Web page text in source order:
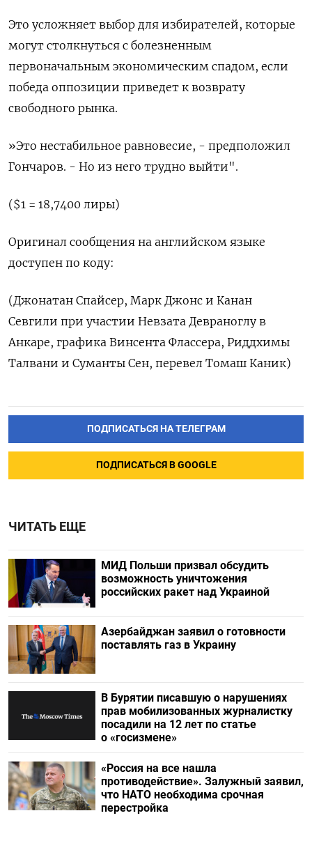
Это усложняет выбор для избирателей, которые
могут столкнуться с болезненным
первоначальным экономическим спадом, если
победа оппозиции приведет к возврату
свободного рынка.
»Это нестабильное равновесие, - предположил
Гончаров. - Но из него трудно выйти".
($1 = 18,7400 лиры)
Оригинал сообщения на английском языке
доступен по коду:
(Джонатан Спайсер, Марк Джонc и Канан
Севгили при участии Невзата Девраноглу в
Анкаре, графика Винсента Флассера, Риддхимы
Талвани и Суманты Сен, перевел Томаш Каник)
ПОДПИСАТЬСЯ НА ТЕЛЕГРАМ
ПОДПИСАТЬСЯ В GOOGLE
ЧИТАТЬ ЕЩЕ
МИД Польши призвал обсудить
возможность уничтожения
российских ракет над Украиной
Азербайджан заявил о готовности
поставлять газ в Украину
В Бурятии писавшую о нарушениях
прав мобилизованных журналистку
посадили на 12 лет по статье
о «госизмене»
«Россия на все нашла
противодействие». Залужный заявил,
что НАТО необходима срочная
перестройка